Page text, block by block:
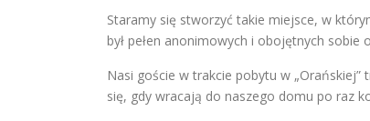
Staramy się stworzyć takie miejsce, w
był pełen anonimowych i obojętnych sobie
Nasi goście w trakcie pobytu w
się, gdy wracają do naszego domu po raz